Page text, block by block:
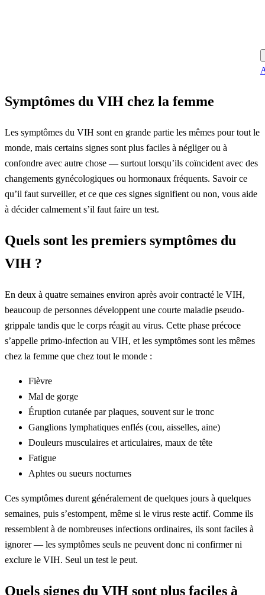
Symptômes du VIH chez la femme
Les symptômes du VIH sont en grande partie les mêmes pour tout le
monde, mais certains signes sont plus faciles à négliger ou à
confondre avec autre chose — surtout lorsqu’ils coïncident avec des
changements gynécologiques ou hormonaux fréquents. Savoir ce
qu’il faut surveiller, et ce que ces signes signifient ou non, vous aide
à décider calmement s’il faut faire un test.
Quels sont les premiers symptômes du
VIH ?
En deux à quatre semaines environ après avoir contracté le VIH,
beaucoup de personnes développent une courte maladie pseudo-
grippale tandis que le corps réagit au virus. Cette phase précoce
s’appelle primo-infection au VIH, et les symptômes sont les mêmes
chez la femme que chez tout le monde :
Fièvre
Mal de gorge
Éruption cutanée par plaques, souvent sur le tronc
Ganglions lymphatiques enflés (cou, aisselles, aine)
Douleurs musculaires et articulaires, maux de tête
Fatigue
Aphtes ou sueurs nocturnes
Ces symptômes durent généralement de quelques jours à quelques
semaines, puis s’estompent, même si le virus reste actif. Comme ils
ressemblent à de nombreuses infections ordinaires, ils sont faciles à
ignorer — les symptômes seuls ne peuvent donc ni confirmer ni
exclure le VIH. Seul un test le peut.
Quels signes du VIH sont plus faciles à